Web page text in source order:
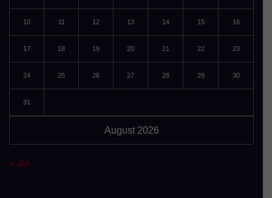
August 2026
10 11 12 13 14 15 16
17 18 19 20 21 22 23
24 25 26 27 28 29 30
31
« Jul